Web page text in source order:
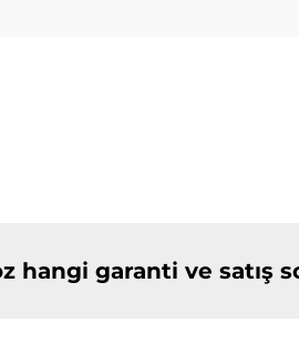
hangi garanti ve satış